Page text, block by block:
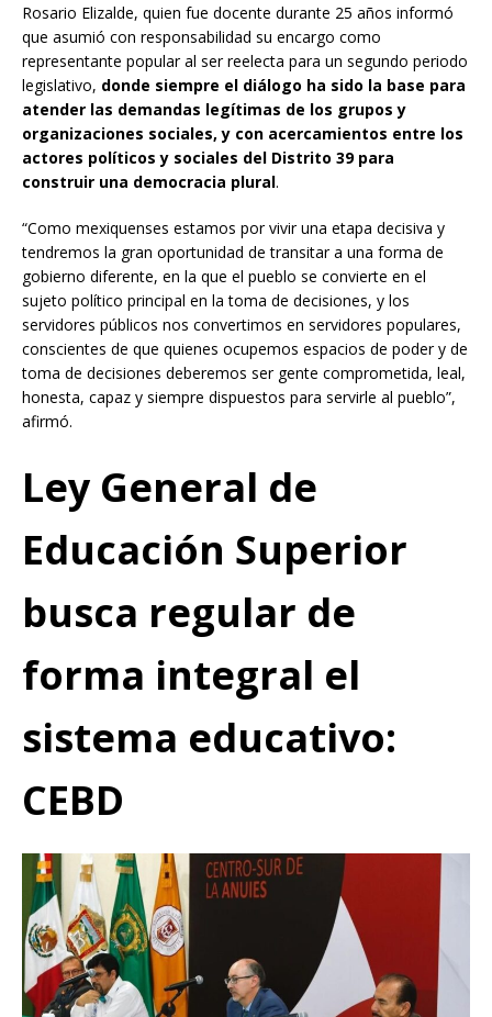
Rosario Elizalde, quien fue docente durante 25 años informó
que asumió con responsabilidad su encargo como
representante popular al ser reelecta para un segundo periodo
legislativo, donde siempre el diálogo ha sido la base para
atender las demandas legítimas de los grupos y
organizaciones sociales, y con acercamientos entre los
actores políticos y sociales del Distrito 39 para
construir una democracia plural.
“Como mexiquenses estamos por vivir una etapa decisiva y
tendremos la gran oportunidad de transitar a una forma de
gobierno diferente, en la que el pueblo se convierte en el
sujeto político principal en la toma de decisiones, y los
servidores públicos nos convertimos en servidores populares,
conscientes de que quienes ocupemos espacios de poder y de
toma de decisiones deberemos ser gente comprometida, leal,
honesta, capaz y siempre dispuestos para servirle al pueblo”,
afirmó.
Ley General de
Educación Superior
busca regular de
forma integral el
sistema educativo:
CEBD